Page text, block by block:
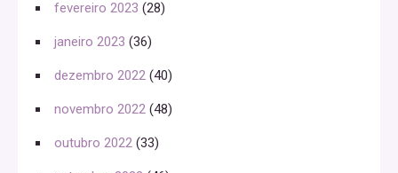
fevereiro 2023 (28)
janeiro 2023 (36)
dezembro 2022 (40)
novembro 2022 (48)
outubro 2022 (33)